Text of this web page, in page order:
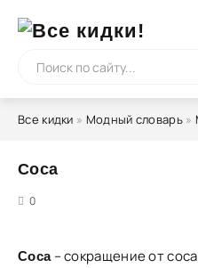
Все кидки » Модный словарь»
Coca
0
Coca– сокращение от